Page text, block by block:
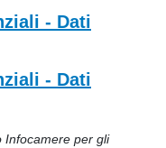
- Dati
- Dati
Infocamere per gli